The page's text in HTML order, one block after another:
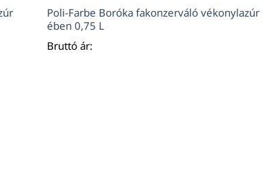
Poli-Farbe Boróka fakonzerváló vékonylazúr
ében 0,75 L
Bruttó ár: